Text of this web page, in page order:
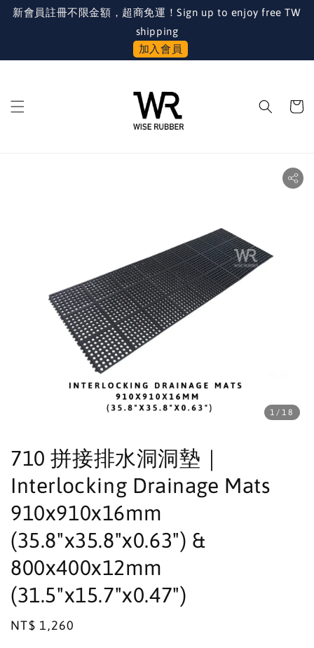
新會員註冊不限金額，超商免運！Sign up to enjoy free TW
shipping
加入會員
1 /18
710 拼接排水洞洞墊｜
Interlocking Drainage Mats
910x910x16mm
(35.8"x35.8"x0.63") &
800x400x12mm
(31.5"x15.7"x0.47")
Regular
NT$ 1,260